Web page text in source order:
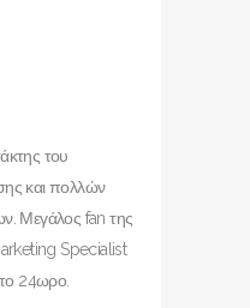
του
και πολλών
Μεγάλος fan της
Specialist
24ωρο.